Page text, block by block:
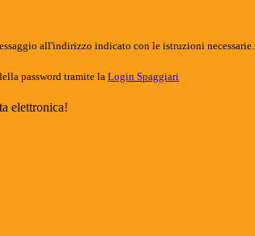
all'indirizzo indicato con le istruzioni necessarie.
password tramite la Login Spaggiari
elettronica!